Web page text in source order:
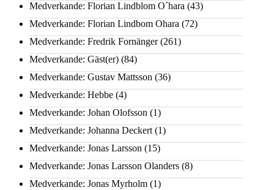
Medverkande: Florian Lindblom O´hara (43)
Medverkande: Florian Lindbom Ohara (72)
Medverkande: Fredrik Fornänger(261)
Medverkande: Gäst(er) (84)
Medverkande: Gustav Mattsson (36)
Medverkande: Hebbe (4)
Medverkande: Johan Olofsson (1)
Medverkande: Johanna Deckert (1)
Medverkande: Jonas Larsson (15)
Medverkande: Jonas Larsson Olanders (8)
Medverkande: Jonas Myrholm (1)